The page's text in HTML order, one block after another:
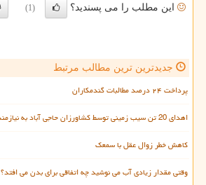
این مطلب را می پسندید؟ (1)
جدیدترین ترین مطالب مرتبط
پرداخت ۲۴ درصد مطالبات گندمکاران
اهدای 20 تن سیب زمینی توسط کشاورزان حاجی آباد به نیازمندان
کاهش خطر زوال عقل با سمعک
وقتی مقدار زیادی آب می نوشید چه اتفاقی برای بدن می افتد؟